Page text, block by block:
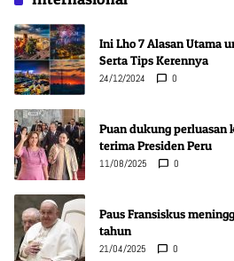
Ini Lho 7 Alasan Utama
Serta Tips Kerennya
24/12/2024 0
Puan dukung perluasan
terima Presiden Peru
11/08/2025 0
Paus Fransiskus
tahun
21/04/2025 0